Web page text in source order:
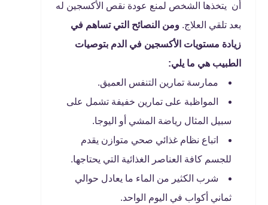
أن يتخذها الشخص لمنع عودة نقص الأكسجين له
بعد تلقي العلاج. ومن النصائح التي تساهم في
زيادة مستويات الأكسجين في الدم بتوصيات
الطبيب هي ما يلي:
ممارسة تمارين التنفس العميق.
المواظبة على تمارين خفيفة تشمل على
سبيل المثال رياضة المشي أو اليوجا.
اتباع نظام غذائي صحي متوازن يقدم
للجسم كافة العناصر الغذائية التي يحتاجها.
شرب الكثير من الماء ما يعادل حوالي
ثماني أكواب في اليوم الواحد.